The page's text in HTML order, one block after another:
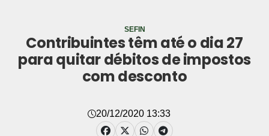
SEFIN
Contribuintes têm até o dia 27
para quitar débitos de impostos
com desconto
20/12/2020 13:33